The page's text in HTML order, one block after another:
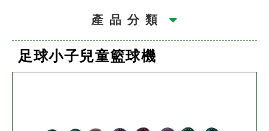
產品分類
足球小子兒童籃球機